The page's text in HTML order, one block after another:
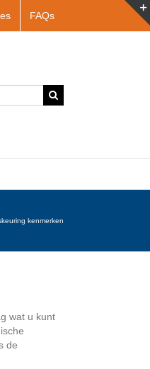
FAQs
kenmerken
wat u kunt
de